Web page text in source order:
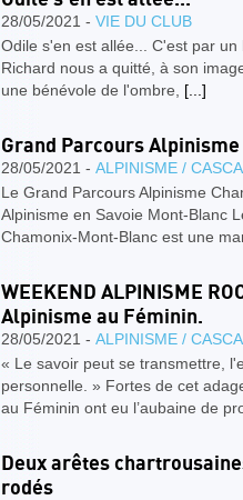
28/05/2021 - VIE DU CLUB
Odile s'en est allée... C'est par
Richard nous a quitté, à son
une bénévole de l'ombre, [...]
Grand Parcours
28/05/2021 - ALPINISME /
Le Grand Parcours Alpinisme
Alpinisme en Savoie Mont-Blanc
Chamonix-Mont-Blanc est une
WEEKEND ALPINISME
Alpinisme au Féminin.
28/05/2021 - ALPINISME /
« Le savoir peut se transmettre,
personnelle. » Fortes de cet
au Féminin ont eu l’aubaine de
Deux arêtes
rodés